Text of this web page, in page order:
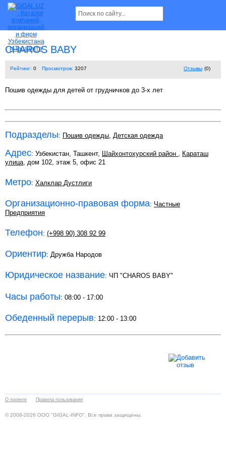
CHAROS BABY
Рейтинг: 0 Просмотров: 3207 Отзывы (0)
Пошив одежды для детей от грудничков до 3-х лет
Подразделы: Пошив одежды, Детская одежда
Адрес: Узбекистан, Ташкент, Шайхонтохурский район , Караташ
улица, дом 102, этаж 5, офис 21
Метро: Халклар Дустлиги
Организационно-правовая форма: Частные
Предприятия
Телефон: (+998 90) 308 92 99
Ориентир: Дружба Народов
Юридическое название: ЧП "CHAROS BABY"
Часы работы: 08:00 - 17:00
Обеденный перерыв: 12:00 - 13:00
О проекте Правила пользования
© 2008-2026 ООО "GIGAL-INFO". Все права защищены.